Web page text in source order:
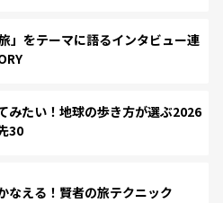
」をテーマに語るインタビュー連
みたい！地球の歩き方が選ぶ2026
30
なえる！賢者の旅テクニック